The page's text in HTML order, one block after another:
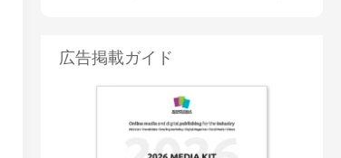
広告掲載ガイド